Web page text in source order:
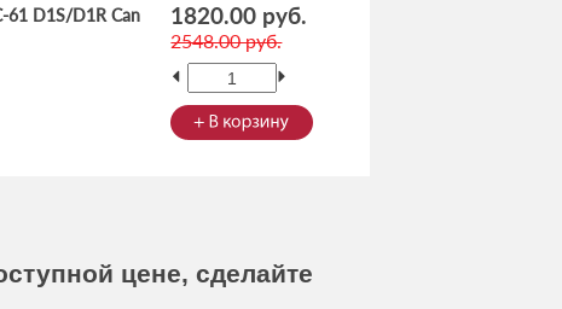
61 D1S/D1R Can
1820.00 руб.
2548.00 руб.
цене, сделайте